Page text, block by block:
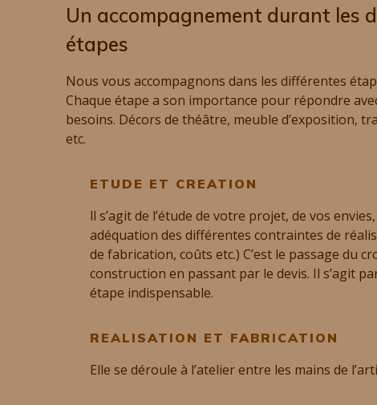
Un accompagnement durant les
étapes
Nous vous accompagnons dans les différentes
Chaque étape a son importance pour répondre
besoins. Décors de théâtre, meuble d’exposition,
etc.
ETUDE ET CREATION
ll s’agit de l’étude de votre projet, de vos
adéquation des différentes contraintes de
de fabrication, coûts etc.) C’est le passage du
construction en passant par le devis. Il s’agit
étape indispensable.
REALISATION ET FABRICATION
Elle se déroule à l’atelier entre les mains de